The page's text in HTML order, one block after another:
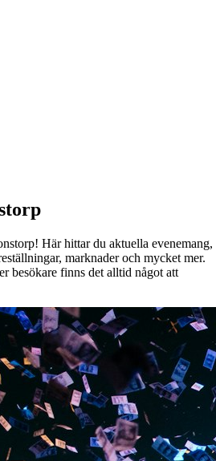
Här hittar du aktuella evenemang,
marknader och mycket mer.
besökare finns det alltid något att